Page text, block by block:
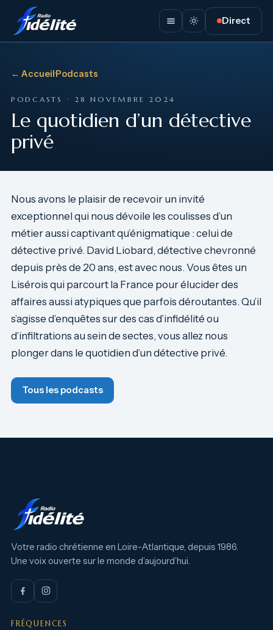
Direct
← Accueil·Podcasts
PODCASTS · 28 NOVEMBRE 2024
Le quotidien d’un détective
privé
Nous avons le plaisir de recevoir un invité
exceptionnel qui nous dévoile les coulisses d’un
métier aussi captivant qu’énigmatique : celui de
détective privé. David Liobard, détective chevronné
depuis près de 20 ans, est avec nous. Vous êtes un
Lisérois qui parcourt la France pour élucider des
affaires aussi atypiques que parfois déroutantes. Qu’il
s’agisse d’enquêtes sur des cas d’infidélité ou
d’infiltrations au sein de sectes, vous allez nous
plonger dans le quotidien d’un détective privé.
Tous les podcasts
Votre radio chrétienne en Loire-Atlantique, depuis 1986.
Une voix ouverte sur le monde d’aujourd’hui.
FRÉQUENCES